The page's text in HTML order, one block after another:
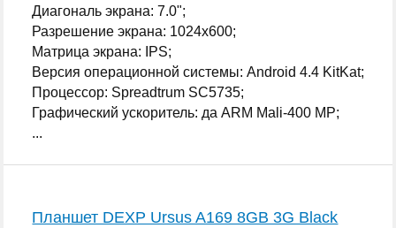
Диагональ экрана: 7.0";
Разрешение экрана: 1024x600;
Матрица экрана: IPS;
Версия операционной системы: Android 4.4 KitKat;
Процессор: Spreadtrum SC5735;
Графический ускоритель: да ARM Mali-400 MP;
...
Планшет DEXP Ursus A169 8GB 3G Black